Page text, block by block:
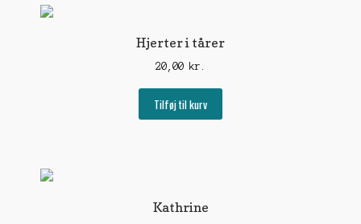
Hjerter i tårer
20,00 kr.
Tilføj til kurv
Kathrine